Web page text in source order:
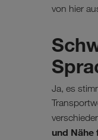
von hier
Ja, es
und Nähe